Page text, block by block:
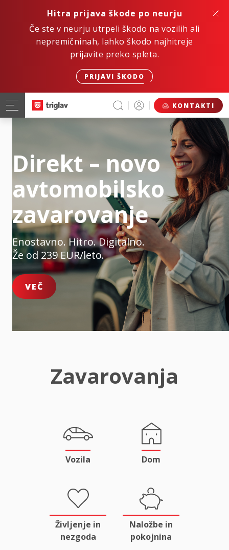
Hitra prijava škode po neurju
Če ste v neurju utrpeli škodo na vozilih ali
nepremičninah, lahko škodo najhitreje
prijavite preko spleta.
PRIJAVI ŠKODO
KONTAKTI
Direkt – novo
avtomobilsko
zavarovanje
Enostavno. Hitro. Digitalno.
Že od 239 EUR/leto.
VEČ
Zavarovanja
Vozila Dom
Življenje in
nezgoda
Naložbe in
pokojnina